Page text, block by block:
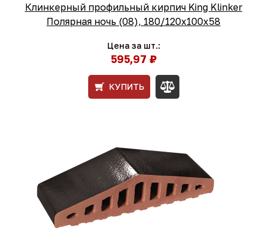
Клинкерный профильный кирпич King Klinker
Полярная ночь (08), 180/120x100x58
Цена за шт.:
595,97 ₽
КУПИТЬ